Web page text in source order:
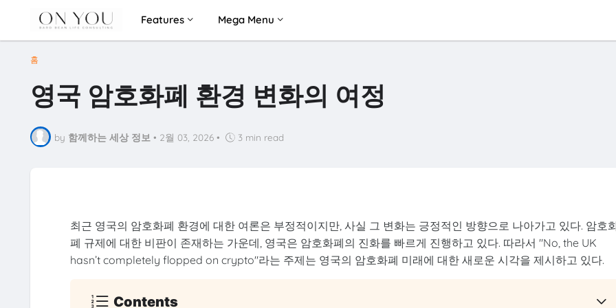
Features Mega Menu
홈
영국 암호화폐 환경 변화의 여정
by 함께하는 세상 정보 • 2월 03, 2026 • 3 min read
최근 영국의 암호화폐 환경에 대한 여론은 부정적이지만, 사실 그 변화는 긍정적인 방향으로 나아가고 있다. 암호
폐 규제에 대한 비판이 존재하는 가운데, 영국은 암호화폐의 진화를 빠르게 진행하고 있다. 따라서 "No, the UK
hasn’t completely flopped on crypto"라는 주제는 영국의 암호화폐 미래에 대한 새로운 시각을 제시하고 있다.
Contents